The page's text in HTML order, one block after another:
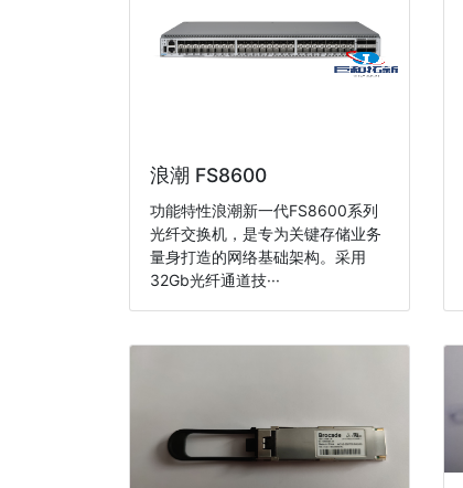
浪潮 FS8600
功能特性浪潮新一代FS8600系列
光纤交换机，是专为关键存储业务
量身打造的网络基础架构。采用
32Gb光纤通道技···